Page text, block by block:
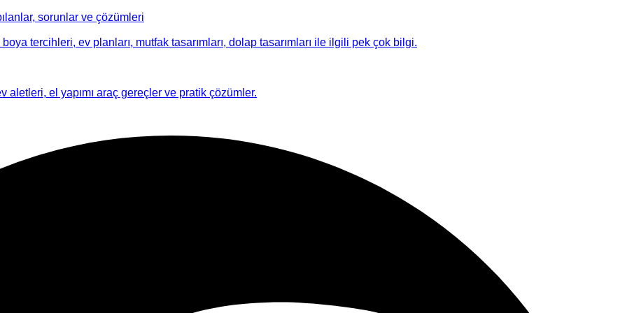
sorunlar ve çözümleri
tercihleri, ev planları, mutfak tasarımları, dolap tasarımları ile ilgili pek çok bilgi.
el yapımı araç gereçler ve pratik çözümler.